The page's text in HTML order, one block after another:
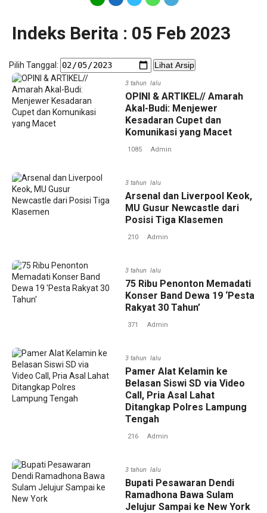
Indeks Berita : 05 Feb 2023
Pilih Tanggal: Lihat Arsip
3 tahun lalu
OPINI & ARTIKEL// Amarah
Akal-Budi: Menjewer
Kesadaran Cupet dan
Komunikasi yang Macet
1085 Admin
3 tahun lalu
Arsenal dan Liverpool Keok,
MU Gusur Newcastle dari
Posisi Tiga Klasemen
210 Admin
3 tahun lalu
75 Ribu Penonton Memadati
Konser Band Dewa 19 ‘Pesta
Rakyat 30 Tahun’
371 Admin
3 tahun lalu
Pamer Alat Kelamin ke
Belasan Siswi SD via Video
Call, Pria Asal Lahat
Ditangkap Polres Lampung
Tengah
216 Admin
3 tahun lalu
Bupati Pesawaran Dendi
Ramadhona Bawa Sulam
Jelujur Sampai ke New York